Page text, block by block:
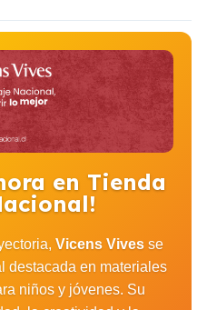
en Tienda
Vicens Vives se
destacada en materiales
niños y jóvenes. Su